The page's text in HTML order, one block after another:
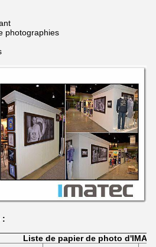
photographies
:
Liste de papier de photo